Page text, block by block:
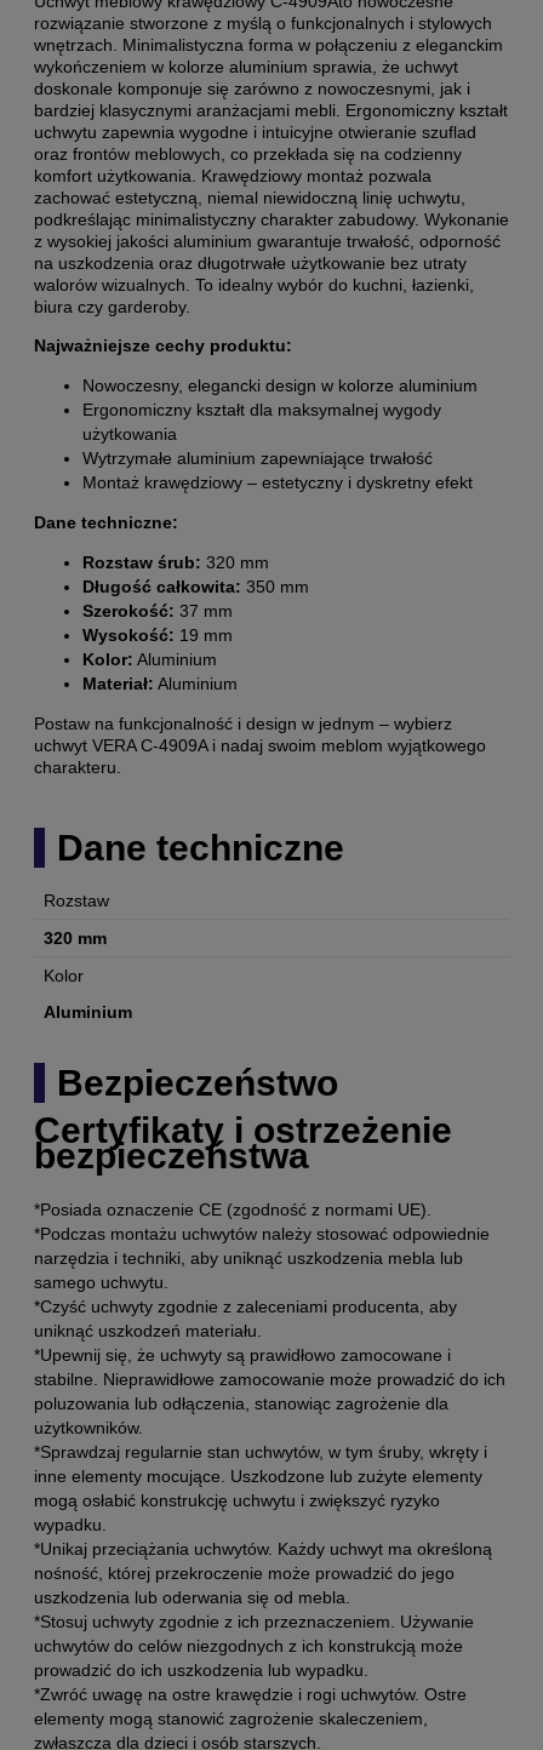
rozwiązanie stworzone z myślą o funkcjonalnych i stylowych
wnętrzach. Minimalistyczna forma w połączeniu z eleganckim
wykończeniem w kolorze aluminium sprawia, że uchwyt
doskonale komponuje się zarówno z nowoczesnymi, jak i
bardziej klasycznymi aranżacjami mebli. Ergonomiczny kształt
uchwytu zapewnia wygodne i intuicyjne otwieranie szuflad
oraz frontów meblowych, co przekłada się na codzienny
komfort użytkowania. Krawędziowy montaż pozwala
zachować estetyczną, niemal niewidoczną linię uchwytu,
podkreślając minimalistyczny charakter zabudowy. Wykonanie
z wysokiej jakości aluminium gwarantuje trwałość, odporność
na uszkodzenia oraz długotrwałe użytkowanie bez utraty
walorów wizualnych. To idealny wybór do kuchni, łazienki,
biura czy garderoby.
Najważniejsze cechy produktu:
Nowoczesny, elegancki design w kolorze aluminium
Ergonomiczny kształt dla maksymalnej wygody
użytkowania
Wytrzymałe aluminium zapewniające trwałość
Montaż krawędziowy – estetyczny i dyskretny efekt
Dane techniczne:
Rozstaw śrub: 320 mm
Długość całkowita: 350 mm
Szerokość: 37 mm
Wysokość: 19 mm
Kolor: Aluminium
Materiał: Aluminium
Postaw na funkcjonalność i design w jednym – wybierz
uchwyt VERA C-4909A i nadaj swoim meblom wyjątkowego
charakteru.
Dane techniczne
Rozstaw
320 mm
Kolor
Aluminium
Bezpieczeństwo
Certyfikaty i ostrzeżenie
bezpieczeństwa
*Posiada oznaczenie CE (zgodność z normami UE).
*Podczas montażu uchwytów należy stosować odpowiednie
narzędzia i techniki, aby uniknąć uszkodzenia mebla lub
samego uchwytu.
*Czyść uchwyty zgodnie z zaleceniami producenta, aby
uniknąć uszkodzeń materiału.
*Upewnij się, że uchwyty są prawidłowo zamocowane i
stabilne. Nieprawidłowe zamocowanie może prowadzić do ich
poluzowania lub odłączenia, stanowiąc zagrożenie dla
użytkowników.
*Sprawdzaj regularnie stan uchwytów, w tym śruby, wkręty i
inne elementy mocujące. Uszkodzone lub zużyte elementy
mogą osłabić konstrukcję uchwytu i zwiększyć ryzyko
wypadku.
*Unikaj przeciążania uchwytów. Każdy uchwyt ma określoną
nośność, której przekroczenie może prowadzić do jego
uszkodzenia lub oderwania się od mebla.
*Stosuj uchwyty zgodnie z ich przeznaczeniem. Używanie
uchwytów do celów niezgodnych z ich konstrukcją może
prowadzić do ich uszkodzenia lub wypadku.
*Zwróć uwagę na ostre krawędzie i rogi uchwytów. Ostre
elementy mogą stanowić zagrożenie skaleczeniem,
zwłaszcza dla dzieci i osób starszych.